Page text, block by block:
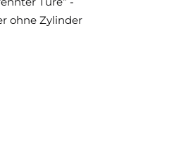
ohne Zylinder